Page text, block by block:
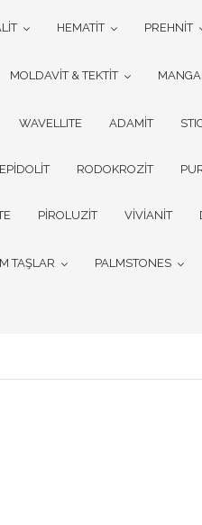
HEMATİT PREHNİT
MOLDAVİT & TEKTİT
WAVELLITE ADAMİT
RODOKROZİT
PİROLUZİT VİVİANİT
TAŞLAR PALMSTONES